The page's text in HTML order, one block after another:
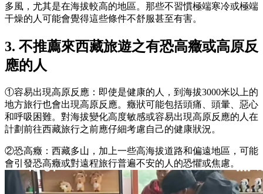
多風，尤其是在海拔較高的地區。那些不習慣極端寒冷或極端
干燥的人可能會覺得這些條件不舒服甚至有害。
3. 不推薦來西藏旅遊之有恐高癥或高原反
應的人
①容易出現高原反應：即使是健康的人，到海拔3000米以上的
地方旅行也會出現高原反應。癥狀可能包括頭痛、頭暈、惡心
和呼吸困難。對海拔變化高度敏感或容易出現高原反應的人在
計劃前往西藏旅行之前應仔細考慮自己的健康狀況。
②恐高癥：西藏多山，加上一些高海拔道路和偏遠地區，可能
會引發恐高癥或對遠程旅行普遍不安的人的恐懼或焦慮。